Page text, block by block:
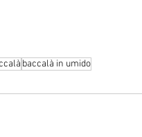
baccalà in umido